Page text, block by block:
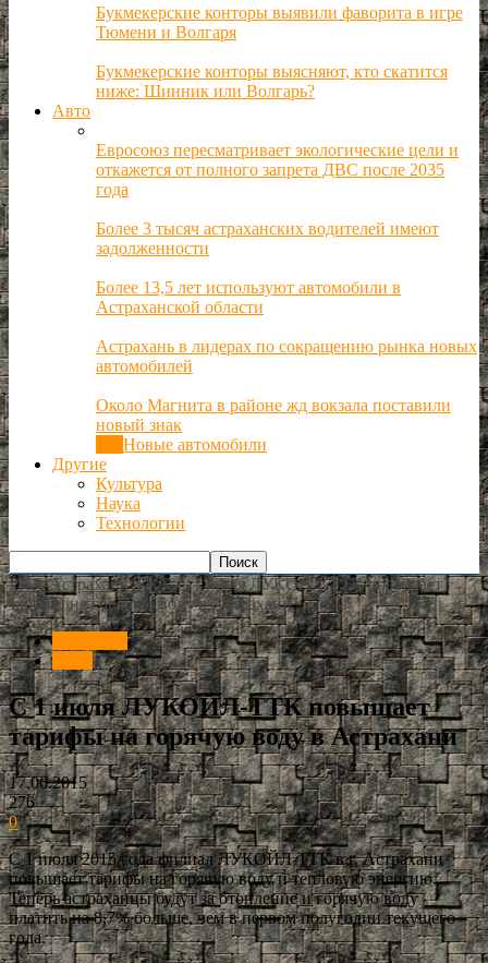
Букмекерские конторы выявили фаворита в игре
Тюмени и Волгаря
Букмекерские конторы выясняют, кто скатится
ниже: Шинник или Волгарь?
Авто
Евросоюз пересматривает экологические цели и
откажется от полного запрета ДВС после 2035
года
Более 3 тысяч астраханских водителей имеют
задолженности
Более 13,5 лет используют автомобили в
Астраханской области
Астрахань в лидерах по сокращению рынка новых
автомобилей
Около Магнита в районе жд вокзала поставили
новый знак
Новые автомобили
Другие
Культура
Наука
Технологии
РИА Астрахань ЖКХ С 1 июля ЛУКОЙЛ-ТТК повышает
тарифы на горячую воду в Астрахани
С 1 июля ЛУКОЙЛ-ТТК повышает
тарифы на горячую воду в Астрахани
17.06.2015
276
0
С 1 июля 2015 года филиал ЛУКОЙЛ-ТТК в г. Астрахани
повышает тарифы на горячую воду и тепловую энергию.
Теперь астраханцы будут за отопление и горячую воду
платить на 8,7% больше, чем в первом полугодии текущего
года.